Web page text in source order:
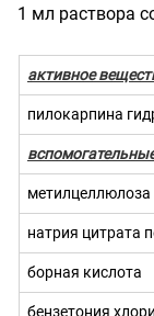
1 мл раствора
активное
пилокарпина
натрия цитрата
борная кислота
бензетония